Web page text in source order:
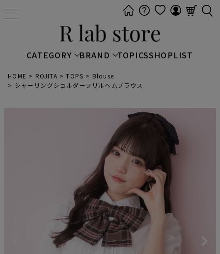
t
e
n
CATEGORY BRAND TOPICSSHOPLIST
HOME ROJITA TOPS
Blouse
シャーリングショルダーフリルヘムブラウス